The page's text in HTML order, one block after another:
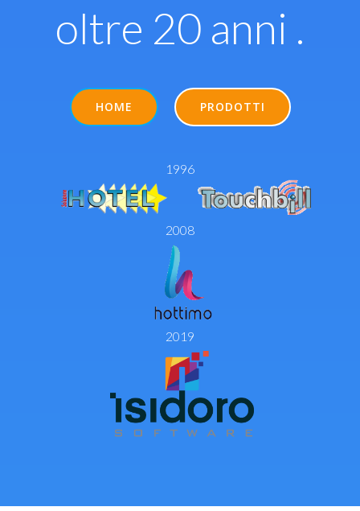
oltre 20 anni .
HOME PRODOTTI
1996
2008
2019